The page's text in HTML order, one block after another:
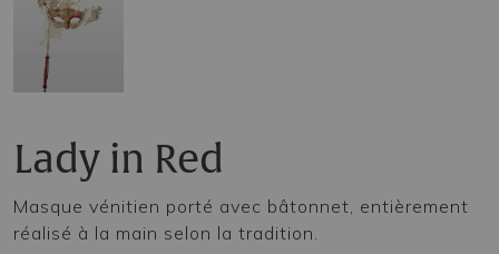
Lady in Red
Masque vénitien porté avec bâtonnet, entièrement
réalisé à la main selon la tradition.